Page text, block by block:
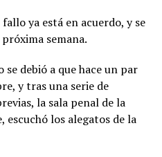
fallo ya está en acuerdo, y se
semana.
se debió a que hace un par
y tras una serie de
la sala penal de la
los alegatos de la